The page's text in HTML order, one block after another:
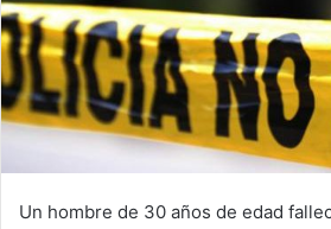
Un hombre de 30 años de edad